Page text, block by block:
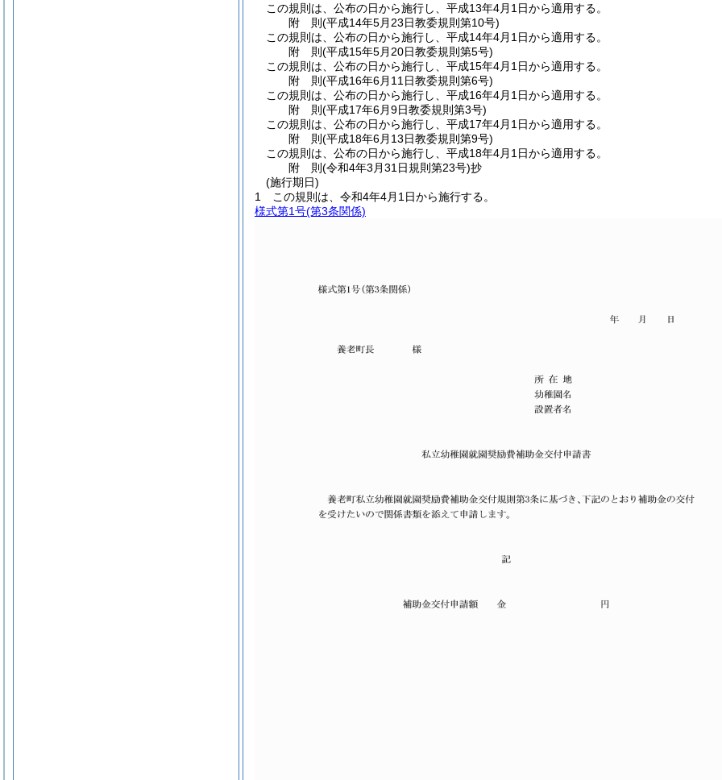
この規則は、公布の日から施行し、平成13年4月1日から適用する。
附 則(平成14年5月23日教委規則第10号)
この規則は、公布の日から施行し、平成14年4月1日から適用する。
附 則(平成15年5月20日教委規則第5号)
この規則は、公布の日から施行し、平成15年4月1日から適用する。
附 則(平成16年6月11日教委規則第6号)
この規則は、公布の日から施行し、平成16年4月1日から適用する。
附 則(平成17年6月9日教委規則第3号)
この規則は、公布の日から施行し、平成17年4月1日から適用する。
附 則(平成18年6月13日教委規則第9号)
この規則は、公布の日から施行し、平成18年4月1日から適用する。
附 則(令和4年3月31日規則第23号)抄
(施行期日)
1
この規則は、令和4年4月1日から施行する。
様式第1号(第3条関係)